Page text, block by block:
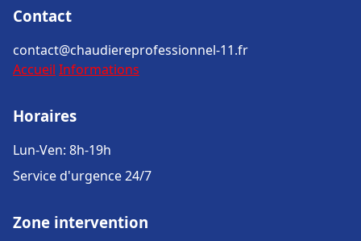
Contact
contact@chaudiereprofessionnel-11.fr
Accueil Informations
Horaires
Lun-Ven: 8h-19h
Service d'urgence 24/7
Zone intervention